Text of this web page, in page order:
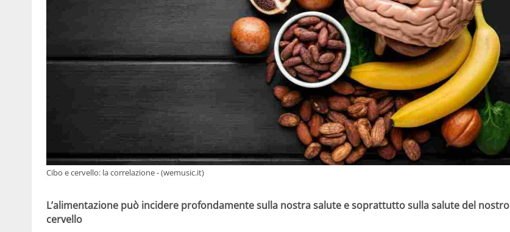
Cibo e cervello: la correlazione - (wemusic.it)
L’alimentazione può incidere profondamente sulla nostra salute e soprattutto sulla salute del nostro
cervello